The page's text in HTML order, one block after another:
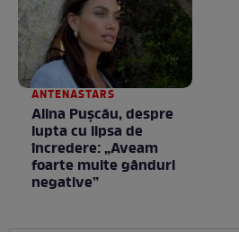
ANTENASTARS
Alina Pușcău, despre
lupta cu lipsa de
încredere: „Aveam
foarte multe gânduri
negative”